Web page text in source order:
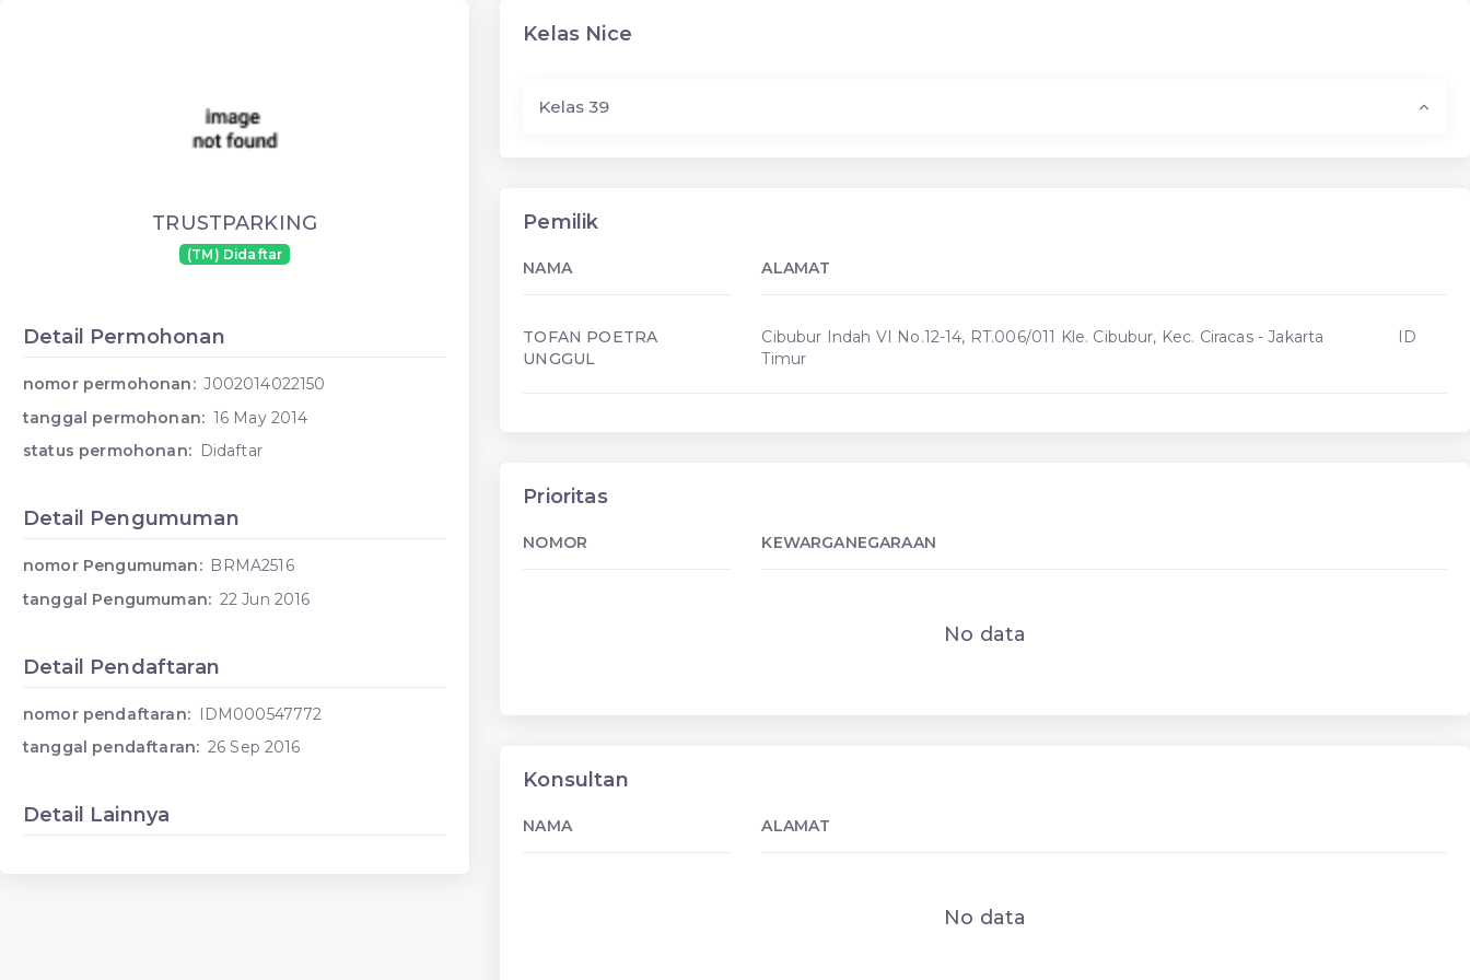
TRUSTPARKING
(TM) Didaftar
Detail Permohonan
nomor permohonan: J002014022150
tanggal permohonan: 16 May 2014
status permohonan: Didaftar
Detail Pengumuman
nomor Pengumuman: BRMA2516
tanggal Pengumuman: 22 Jun 2016
Detail Pendaftaran
nomor pendaftaran: IDM000547772
tanggal pendaftaran: 26 Sep 2016
Detail Lainnya
Kelas Nice
Kelas 39
Pemilik
NAMA ALAMAT
TOFAN POETRA
UNGGUL
Cibubur Indah VI No.12-14, RT.006/011 Kle. Cibubur, Kec. Ciracas - Jakarta
Timur
ID
Prioritas
NOMOR KEWARGANEGARAAN
No data
Konsultan
NAMA ALAMAT
No data